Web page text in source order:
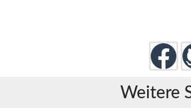
Weitere